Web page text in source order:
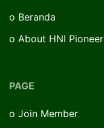
o Beranda
o About HNI Pioneer
PAGE
o Join Member